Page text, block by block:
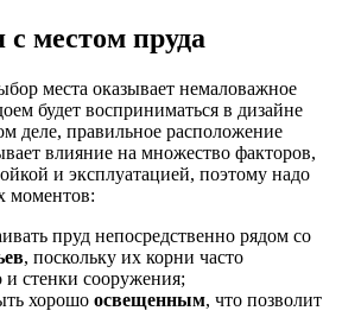
местом пруда
места оказывает немаловажное
будет восприниматься в дизайне
деле, правильное расположение
влияние на множество факторов,
и эксплуатацией, поэтому надо
моментов:
пруд непосредственно рядом со
, поскольку их корни часто
стенки сооружения;
хорошо освещенным, что позволит